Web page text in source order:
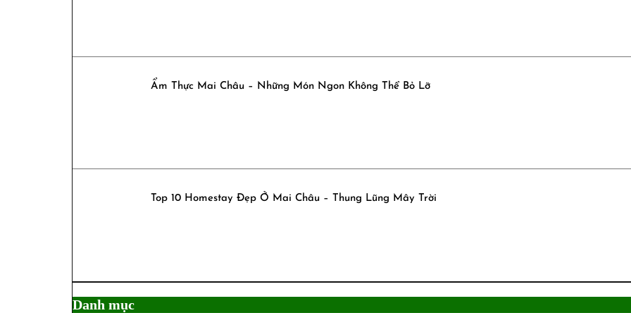
Ẩm Thực Mai Châu – Những Món Ngon Không Thể Bỏ Lỡ
Top 10 Homestay Đẹp Ở Mai Châu – Thung Lũng Mây Trời
Danh mục